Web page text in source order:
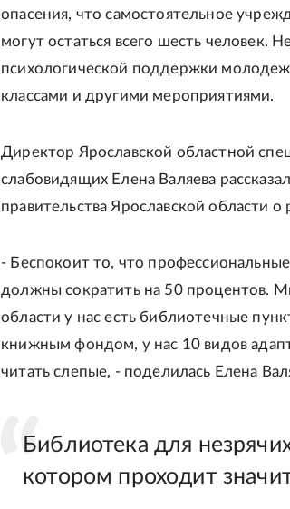
опасения, что самостоятельное
могут остаться всего шесть человек.
психологической поддержки
классами и другими мероприятиями.
Директор Ярославской областной
слабовидящих Елена Валяева
правительства Ярославской области о
- Беспокоит то, что
должны сократить на 50 процентов.
области у нас есть библиотечные
книжным фондом, у нас 10 видов
читать слепые, - поделилась Елена
Библиотека для
котором проходит